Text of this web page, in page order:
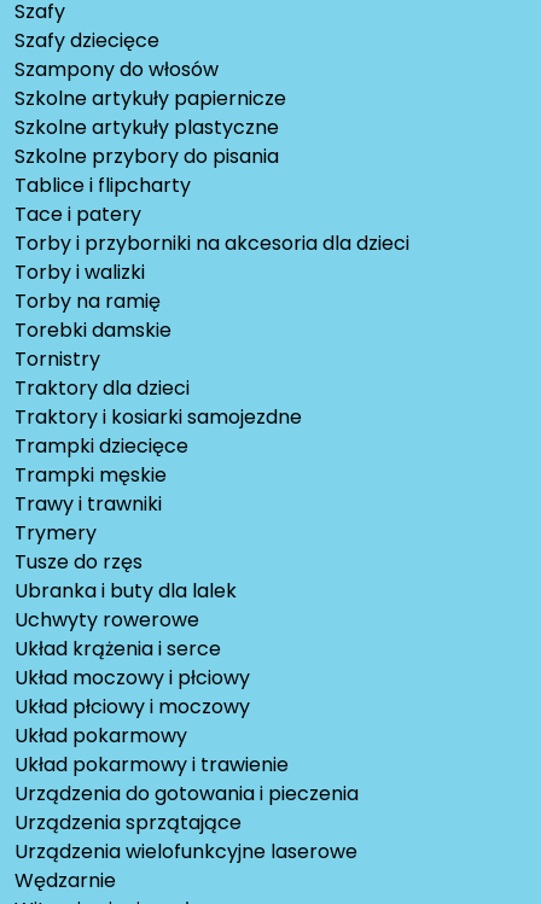
Szafy
Szafy dziecięce
Szampony do włosów
Szkolne artykuły papiernicze
Szkolne artykuły plastyczne
Szkolne przybory do pisania
Tablice i flipcharty
Tace i patery
Torby i przyborniki na akcesoria dla dzieci
Torby i walizki
Torby na ramię
Torebki damskie
Tornistry
Traktory dla dzieci
Traktory i kosiarki samojezdne
Trampki dziecięce
Trampki męskie
Trawy i trawniki
Trymery
Tusze do rzęs
Ubranka i buty dla lalek
Uchwyty rowerowe
Układ krążenia i serce
Układ moczowy i płciowy
Układ płciowy i moczowy
Układ pokarmowy
Układ pokarmowy i trawienie
Urządzenia do gotowania i pieczenia
Urządzenia sprzątające
Urządzenia wielofunkcyjne laserowe
Wędzarnie